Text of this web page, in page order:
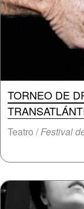
TORNEO DE
Teatro /Festival